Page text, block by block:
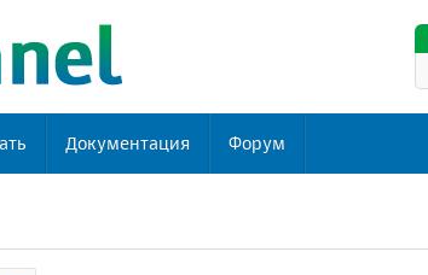
Документация Форум